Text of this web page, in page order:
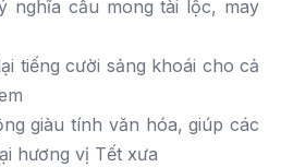
nghĩa cầu mong tài lộc, may
tiếng cười sảng khoái cho cả
giàu tính văn hóa, giúp các
hương vị Tết xưa